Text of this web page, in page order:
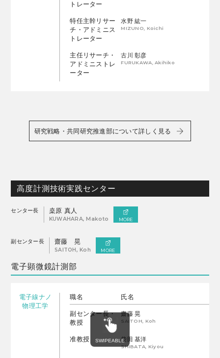
トレーター
特任主幹リサー
チ・アドミニス
トレーター
水野 紘一
MIZUNO, Koichi
主任リサーチ・
アドミニストレ
ーター
古川 彰彦
FURUKAWA, Akihiko
研究戦略・共同研究推進部について詳しく見る
高度計測技術実践センター
センター長 桒原 真人
KUWAHARA, Makoto MORE
副センター長 齋藤 晃
SAITOH, Koh MORE
電子顕微鏡計測部
電子線ナノ
物理工学
職名 氏名
副センター長・
教授
齋藤 晃
SAITOH, Koh
准教授 柴田 基洋
SHIBATA, Kiyou